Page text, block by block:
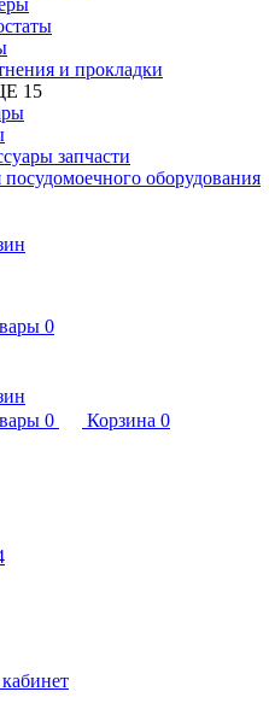
и прокладки
15
запчасти
оборудования
0
0 Корзина 0